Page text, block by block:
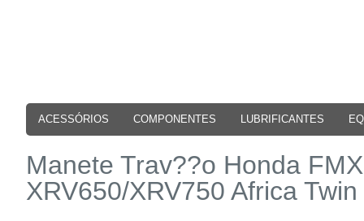
ACESSÓRIOS COMPONENTES LUBRIFICANTES
Manete Trav??o Honda
XRV650/XRV750 Africa Twin